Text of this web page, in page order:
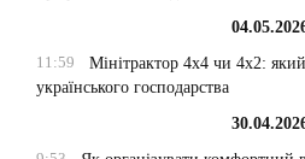
11:59
Мінітрактор 4х4 чи 4х2:
українського господарства